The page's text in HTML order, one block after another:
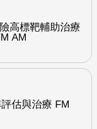
高標靶輔助治療
AM
估與治療 FM